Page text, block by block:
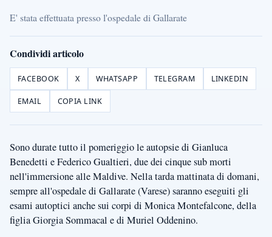
E' stata effettuata presso l'ospedale di Gallarate
Condividi articolo
FACEBOOK X WHATSAPP TELEGRAM LINKEDIN
EMAIL COPIA LINK
Sono durate tutto il pomeriggio le autopsie di Gianluca
Benedetti e Federico Gualtieri, due dei cinque sub morti
nell'immersione alle Maldive. Nella tarda mattinata di domani,
sempre all'ospedale di Gallarate (Varese) saranno eseguiti gli
esami autoptici anche sui corpi di Monica Montefalcone, della
figlia Giorgia Sommacal e di Muriel Oddenino.